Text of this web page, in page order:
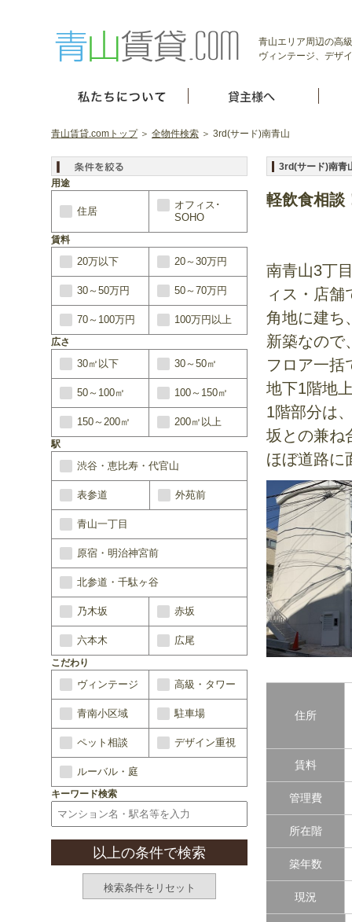
青山エリア周辺の高
ヴィンテージ、デザ
青山賃貸.comトップ＞ 全物件検索 ＞ 3rd(サード)南青山
3rd(サード)南青
軽飲食相談
南青山3丁
ィス・店舗
角地に建ち
新築なので
フロア一括
地下1階地
1階部分は
坂との兼ね
ほぼ道路に
住所
賃料
管理費
所在階
築年数
現況
用途
住居
オフィス･
SOHO
賃料
20万以下 20～30万円
30～50万円 50～70万円
70～100万円 100万円以上
広さ
30㎡以下 30～50㎡
50～100㎡ 100～150㎡
150～200㎡ 200㎡以上
駅
渋谷・恵比寿・代官山
表参道 外苑前
青山一丁目
原宿・明治神宮前
北参道・千駄ヶ谷
乃木坂 赤坂
六本木 広尾
こだわり
ヴィンテージ 高級・タワー
青南小区域 駐車場
ペット相談 デザイン重視
ルーバル・庭
キーワード検索